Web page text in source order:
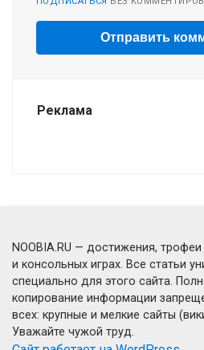
Реклама
NOOBIA.RU — достижения,
и консольных играх. Все статьи
специально для этого сайта.
копирование информации
всех: крупные и мелкие сайты
Уважайте чужой труд.